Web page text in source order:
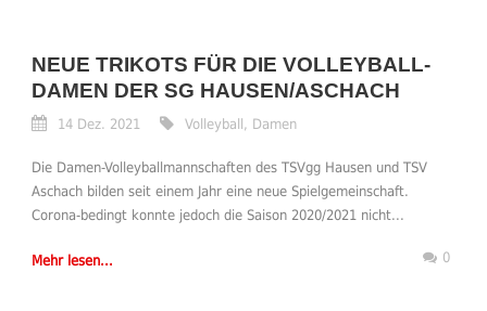
NEUE TRIKOTS FÜR DIE VOLLEYBALL-
DAMEN DER SG HAUSEN/ASCHACH
14 Dez. 2021 Volleyball, Damen
Die Damen-Volleyballmannschaften des TSVgg Hausen und TSV
Aschach bilden seit einem Jahr eine neue Spielgemeinschaft.
Corona-bedingt konnte jedoch die Saison 2020/2021 nicht...
Mehr lesen... 0